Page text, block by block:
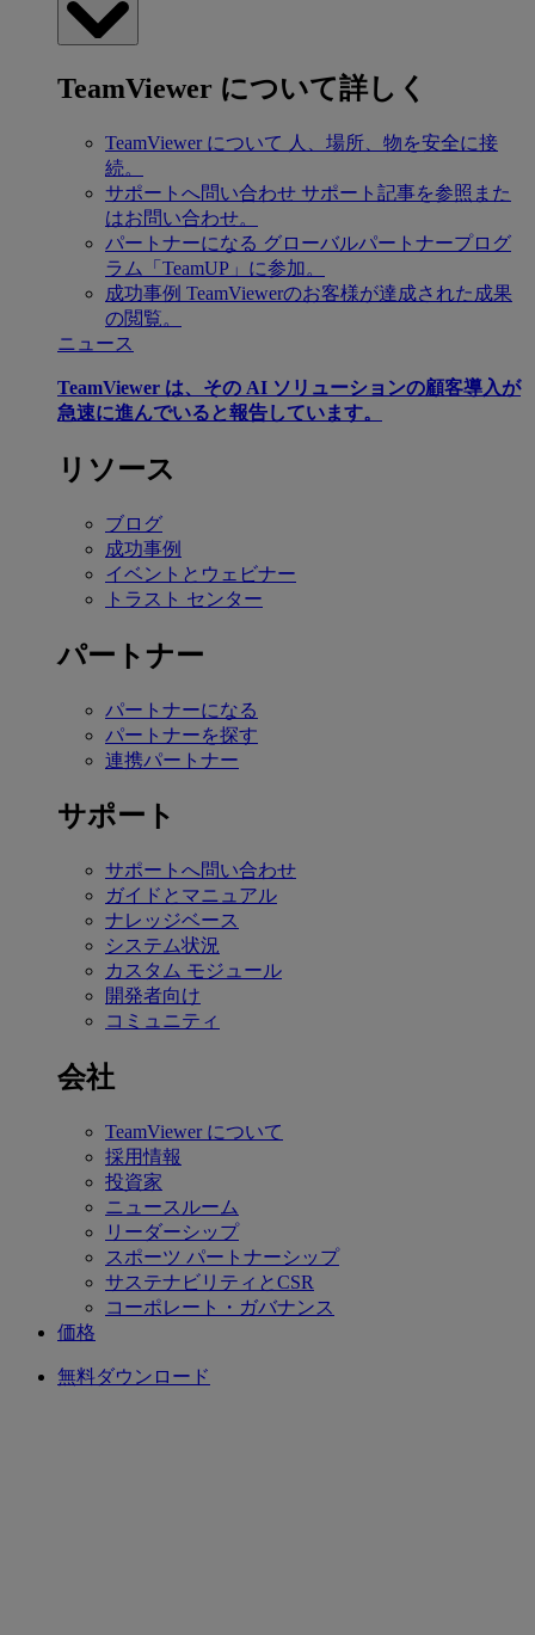
TeamViewer について詳しく
TeamViewer について 人、場所、物を安全に接
続。
サポートへ問い合わせ サポート記事を参照また
はお問い合わせ。
パートナーになる グローバルパートナープログ
ラム「TeamUP」に参加。
成功事例 TeamViewerのお客様が達成された成果
の閲覧。
ニュース
TeamViewer は、その AI ソリューションの顧客導入が
急速に進んでいると報告しています。
リソース
ブログ
成功事例
イベントとウェビナー
トラスト センター
パートナー
パートナーになる
パートナーを探す
連携パートナー
サポート
サポートへ問い合わせ
ガイドとマニュアル
ナレッジベース
システム状況
カスタム モジュール
開発者向け
コミュニティ
会社
TeamViewer について
採用情報
投資家
ニュースルーム
リーダーシップ
スポーツ パートナーシップ
サステナビリティとCSR
コーポレート・ガバナンス
価格
無料ダウンロード